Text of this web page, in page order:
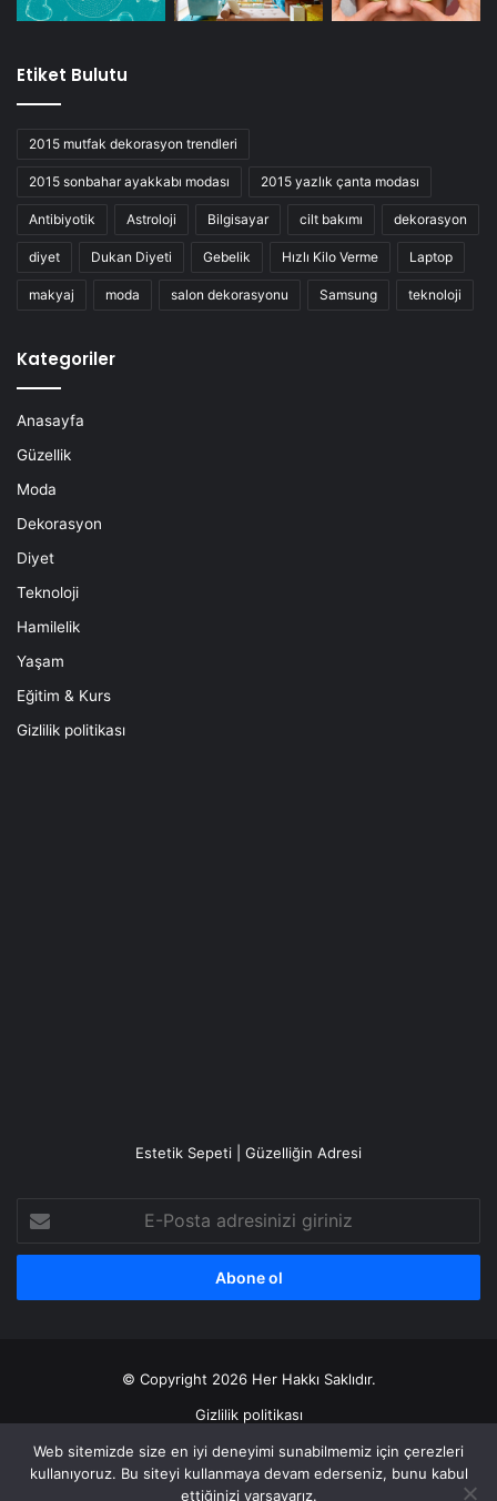
Etiket Bulutu
2015 mutfak dekorasyon trendleri
2015 sonbahar ayakkabı modası 2015 yazlık çanta modası
Antibiyotik Astroloji Bilgisayar cilt bakımı dekorasyon
diyet Dukan Diyeti Gebelik Hızlı Kilo Verme Laptop
makyaj moda salon dekorasyonu Samsung teknoloji
Kategoriler
Anasayfa
Güzellik
Moda
Dekorasyon
Diyet
Teknoloji
Hamilelik
Yaşam
Eğitim & Kurs
Gizlilik politikası
Estetik Sepeti | Güzelliğin Adresi
Posta
adresinizi
© Copyright 2026 Her Hakkı Saklıdır.
Gizlilik politikası
Facebook
X YouTubeInstagram
Web sitemizde size en iyi deneyimi sunabilmemiz için çerezleri
kullanıyoruz. Bu siteyi kullanmaya devam ederseniz, bunu kabul
ettiğinizi varsayarız.